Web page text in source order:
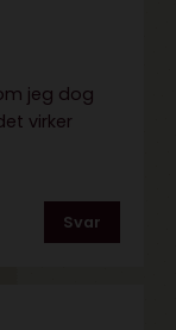
jeg dog
virker
Svar